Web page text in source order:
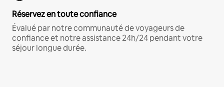
Réservez en toute confiance
Évalué par notre communauté de voyageurs de
confiance et notre assistance 24h/24 pendant votre
séjour longue durée.